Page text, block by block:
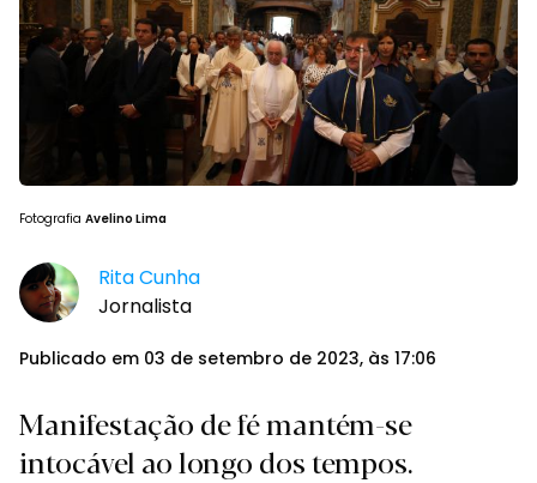
Fotografia Avelino Lima
Rita Cunha
Jornalista
Publicado em 03 de setembro de 2023, às 17:06
Manifestação de fé mantém-se
intocável ao longo dos tempos.